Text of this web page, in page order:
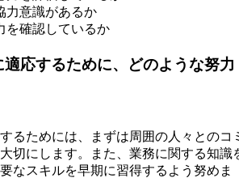
力意識があるか
を確認しているか
適応するために、どのような努力
るためには、まずは周囲の人々とのコ
切にします。また、業務に関する知識
なスキルを早期に習得するよう努めま